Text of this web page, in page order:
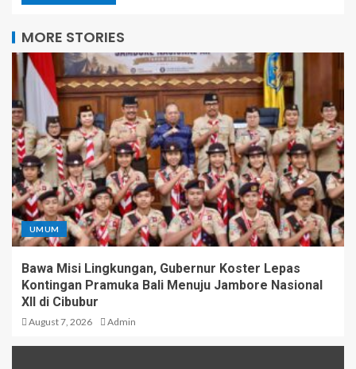
MORE STORIES
UMUM
Bawa Misi Lingkungan, Gubernur Koster Lepas
Kontingan Pramuka Bali Menuju Jambore Nasional
XII di Cibubur
August 7, 2026 Admin